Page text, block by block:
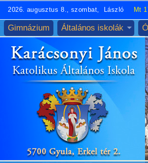
2026. augusztus 8., szombat, László Mt
Gimnázium Általános iskolák